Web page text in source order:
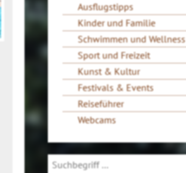
Ausflugstipps
Kinder und Familie
Schwimmen und Wellness
Sport und Freizeit
Kunst & Kultur
Festivals & Events
Reiseführer
Webcams